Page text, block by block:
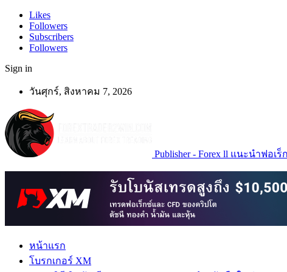
Likes
Followers
Subscribers
Followers
Sign in
วันศุกร์, สิงหาคม 7, 2026
Publisher - Forex ll แนะนำฟอ
หน้าแรก
โบรกเกอร์ XM